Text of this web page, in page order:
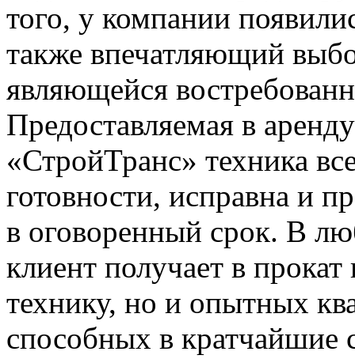
того, у компании
также впечатляющий
являющейся
Предоставляемая в
«СтройТранс» техника
готовности, исправна и
в оговоренный срок. В
клиент получает в
технику, но и опытных
способных в